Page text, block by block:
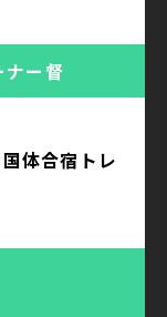
ナー督
体合宿トレ